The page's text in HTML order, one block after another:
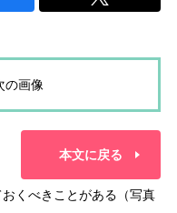
の画像
本文に戻る
くべきことがある（写真